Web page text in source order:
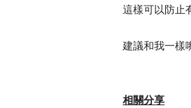
這樣可以防止
建議和我一樣
相關分享